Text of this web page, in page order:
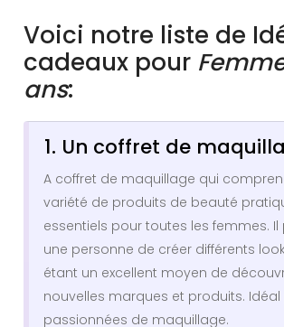
Voici notre liste de
cadeaux pour
ans:
1. Un coffret de
A coffret de maquillage qui
variété de produits de beauté
essentiels pour toutes les femmes.
une personne de créer différents
étant un excellent moyen de
nouvelles marques et produits. Idéal
passionnées de maquillage.